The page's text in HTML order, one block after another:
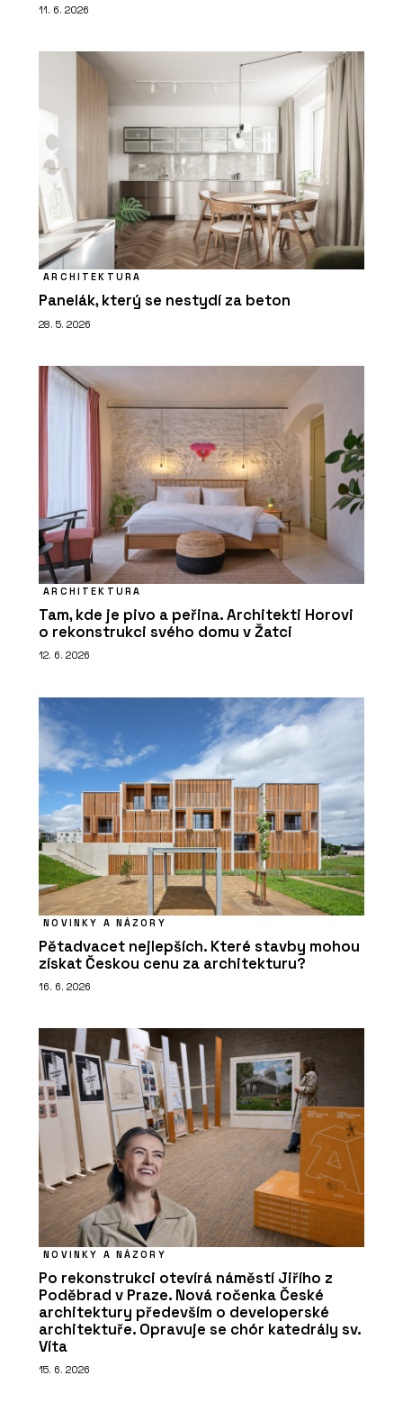
11. 6. 2026
ARCHITEKTURA
Panelák, který se nestydí za beton
28. 5. 2026
ARCHITEKTURA
Tam, kde je pivo a peřina. Architekti Horovi
o rekonstrukci svého domu v Žatci
12. 6. 2026
NOVINKY A NÁZORY
Pětadvacet nejlepších. Které stavby mohou
získat Českou cenu za architekturu?
16. 6. 2026
NOVINKY A NÁZORY
Po rekonstrukci otevírá náměstí Jiřího z
Poděbrad v Praze. Nová ročenka České
architektury především o developerské
architektuře. Opravuje se chór katedrály sv.
Víta
15. 6. 2026